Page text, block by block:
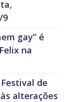
9
gay” é
na
de
alterações